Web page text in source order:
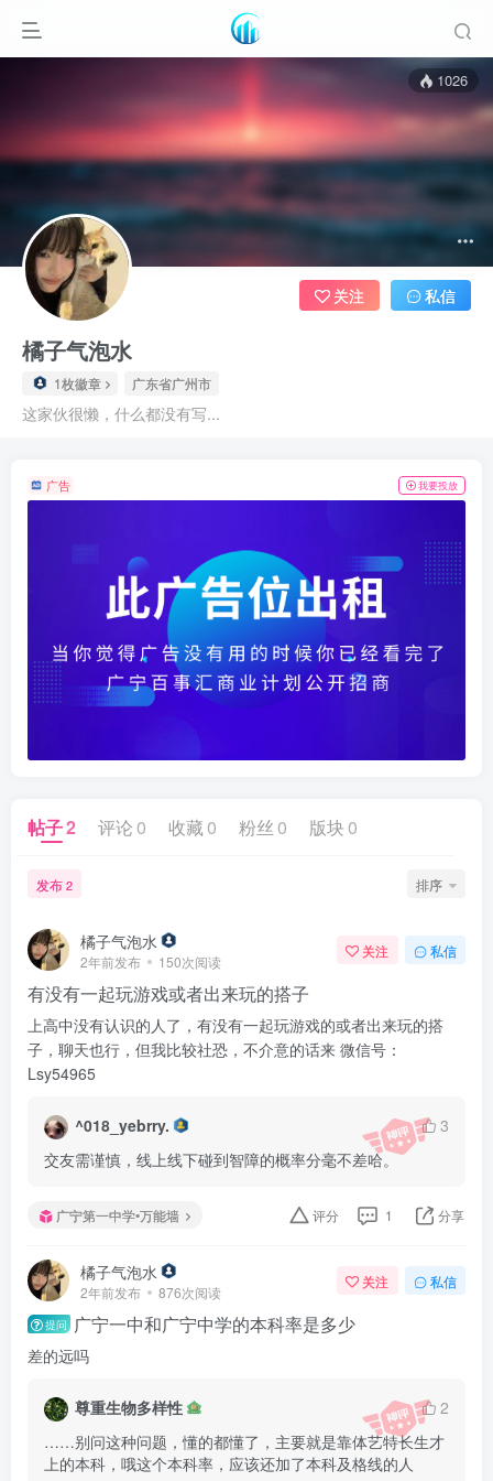
1026
橘子气泡水
1枚徽章 广东省广州市
这家伙很懒，什么都没有写...
关注 私信
广告 我要投放
帖子2 评论 0 收藏 0 粉丝 0 版块 0
发布 2 排序
橘子气泡水
2年前发布 150次阅读
关注 私信
有没有一起玩游戏或者出来玩的搭子
上高中没有认识的人了，有没有一起玩游戏的或者出来玩的搭
子，聊天也行，但我比较社恐，不介意的话来 微信号：
Lsy54965
^018_yebrry.
3
交友需谨慎，线上线下碰到智障的概率分毫不差哈。
广宁第一中学•万能墙 评分 1 分享
橘子气泡水
2年前发布 876次阅读
关注 私信
提问 广宁一中和广宁中学的本科率是多少
差的远吗
尊重生物多样性
2
……别问这种问题，懂的都懂了，主要就是靠体艺特长生才
上的本科，哦这个本科率，应该还加了本科及格线的人